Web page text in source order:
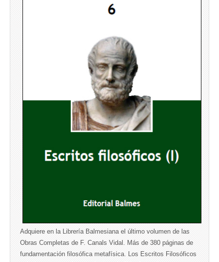
Adquiere en la Librería Balmesiana el último volumen de las
Obras Completas de F. Canals Vidal. Más de 380 páginas de
fundamentación filosófica metafísica. Los Escritos Filosóficos